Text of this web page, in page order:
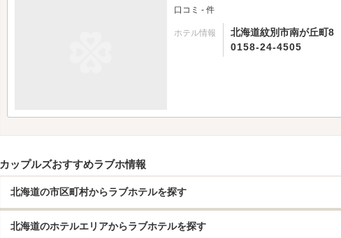
口コミ - 件
ホテル情報
北海道紋別市南が丘町8
0158-24-4505
カップルズおすすめラブホ情報
北海道の市区町村からラブホテルを探す
北海道のホテルエリアからラブホテルを探す